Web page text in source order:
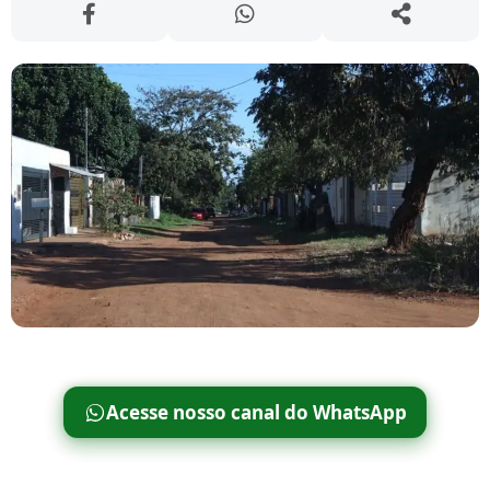
Acesse nosso canal do WhatsApp